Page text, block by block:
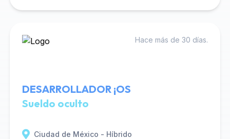
Hace más de 30 días.
DESARROLLADOR ¡OS
Sueldo oculto
Ciudad de México - Híbrido